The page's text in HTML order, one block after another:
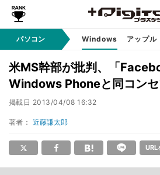
パソコン Windows アップル
米MS幹部が批判、「
Windows Phoneと同コンセ
掲載日 2013/04/08 16:32
著者： 近藤謙太郎
URL